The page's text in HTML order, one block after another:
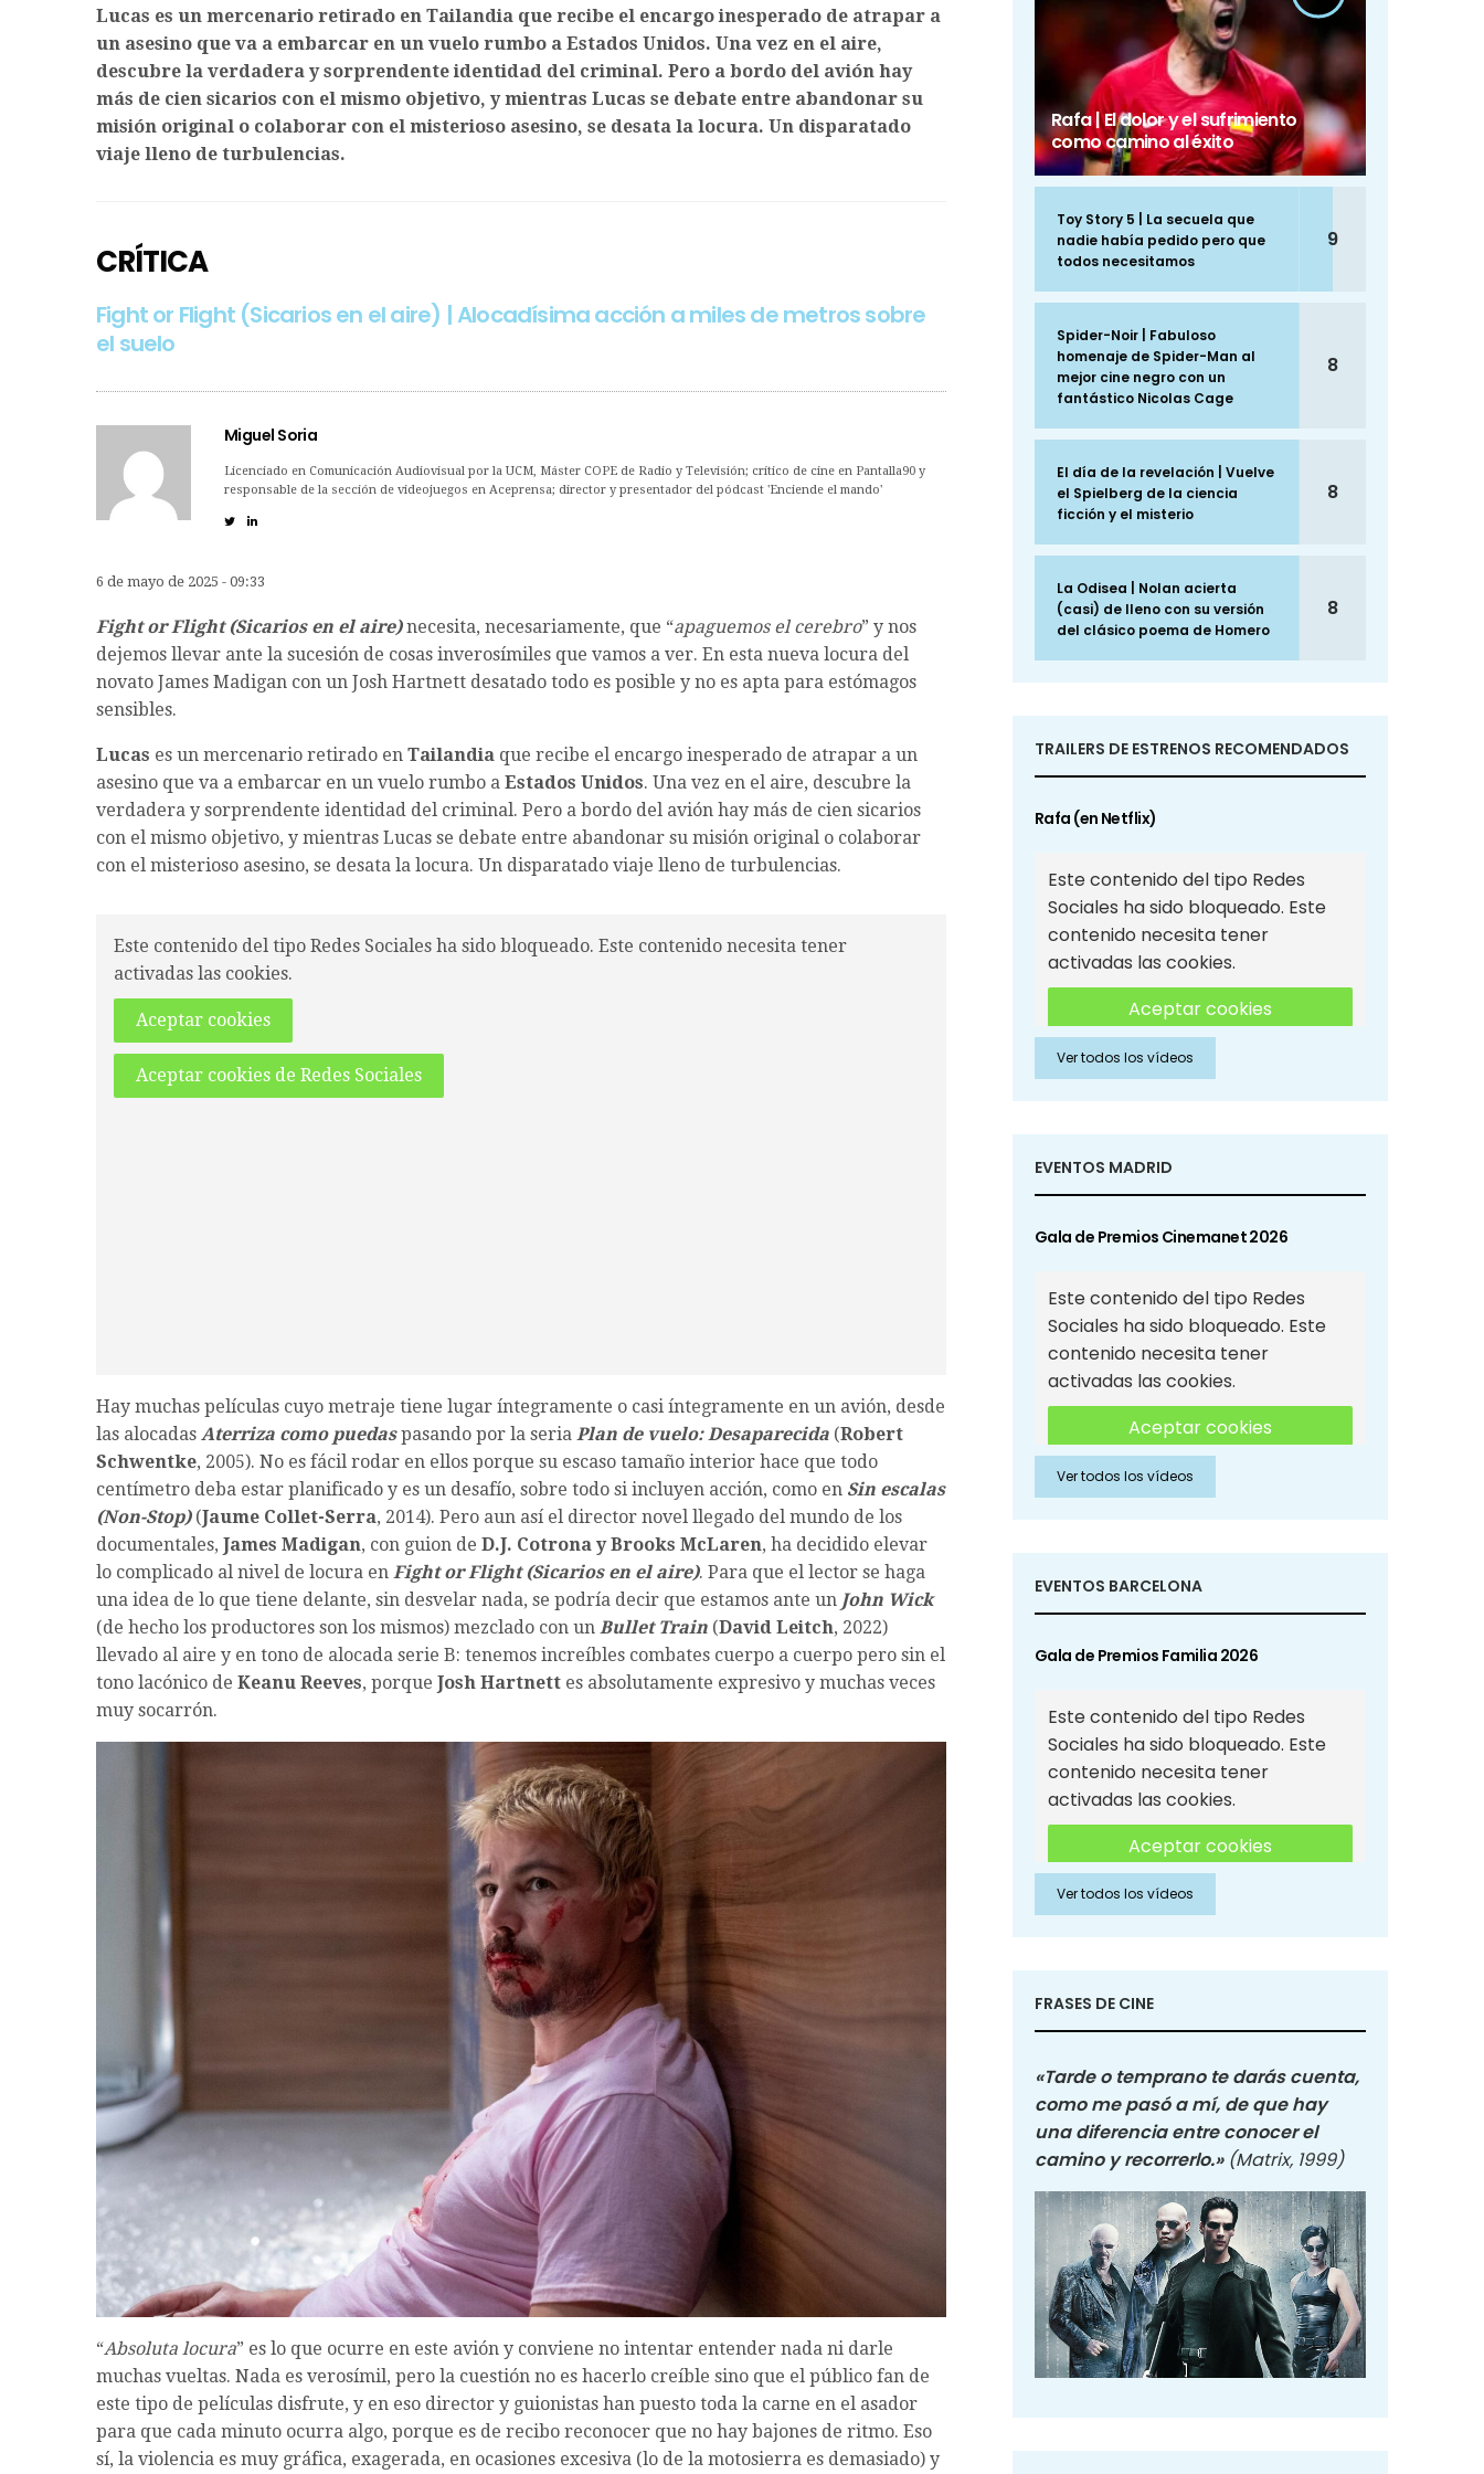
Lucas es un mercenario retirado en Tailandia que recibe el encargo inesperado de atrapar a
un asesino que va a embarcar en un vuelo rumbo a Estados Unidos. Una vez en el aire,
descubre la verdadera y sorprendente identidad del criminal. Pero a bordo del avión hay
más de cien sicarios con el mismo objetivo, y mientras Lucas se debate entre abandonar su
misión original o colaborar con el misterioso asesino, se desata la locura. Un disparatado
viaje lleno de turbulencias.
CRÍTICA
Fight or Flight (Sicarios en el aire) | Alocadísima acción a miles de metros sobre
el suelo
Miguel Soria
Licenciado en Comunicación Audiovisual por la UCM, Máster COPE de Radio y Televisión; crítico de cine en Pantalla90 y
responsable de la sección de videojuegos en Aceprensa; director y presentador del pódcast 'Enciende el mando'
6 de mayo de 2025 - 09:33
Fight or Flight (Sicarios en el aire)necesita, necesariamente, que “apaguemos el cerebro” y nos
dejemos llevar ante la sucesión de cosas inverosímiles que vamos a ver. En esta nueva locura del
novato James Madigan con un Josh Hartnett desatado todo es posible y no es apta para estómagos
sensibles.
Lucas es un mercenario retirado en Tailandia que recibe el encargo inesperado de atrapar a un
asesino que va a embarcar en un vuelo rumbo a Estados Unidos. Una vez en el aire, descubre la
verdadera y sorprendente identidad del criminal. Pero a bordo del avión hay más de cien sicarios
con el mismo objetivo, y mientras Lucas se debate entre abandonar su misión original o colaborar
con el misterioso asesino, se desata la locura. Un disparatado viaje lleno de turbulencias.
Este contenido del tipo Redes Sociales ha sido bloqueado. Este contenido necesita tener
activadas las cookies.
Aceptar cookies
Aceptar cookies de Redes Sociales
Hay muchas películas cuyo metraje tiene lugar íntegramente o casi íntegramente en un avión, desde
las alocadas Aterriza como puedaspasando por la seria Plan de vuelo: Desaparecida (Robert
Schwentke, 2005). No es fácil rodar en ellos porque su escaso tamaño interior hace que todo
centímetro deba estar planificado y es un desafío, sobre todo si incluyen acción, como en Sin escalas
(Non-Stop)(Jaume Collet-Serra, 2014). Pero aun así el director novel llegado del mundo de los
documentales, James Madigan, con guion de D.J. Cotrona y Brooks McLaren, ha decidido elevar
lo complicado al nivel de locura en Fight or Flight (Sicarios en el aire). Para que el lector se haga
una idea de lo que tiene delante, sin desvelar nada, se podría decir que estamos ante un John Wick
(de hecho los productores son los mismos) mezclado con un Bullet Train (David Leitch, 2022)
llevado al aire y en tono de alocada serie B: tenemos increíbles combates cuerpo a cuerpo pero sin el
tono lacónico de Keanu Reeves, porque Josh Hartnett es absolutamente expresivo y muchas veces
muy socarrón.
“Absoluta locura” es lo que ocurre en este avión y conviene no intentar entender nada ni darle
muchas vueltas. Nada es verosímil, pero la cuestión no es hacerlo creíble sino que el público fan de
este tipo de películas disfrute, y en eso director y guionistas han puesto toda la carne en el asador
para que cada minuto ocurra algo, porque es de recibo reconocer que no hay bajones de ritmo. Eso
sí, la violencia es muy gráfica, exagerada, en ocasiones excesiva (lo de la motosierra es demasiado) y
Rafa | El dolor y el sufrimiento
como camino al éxito
Toy Story 5 | La secuela que
nadie había pedido pero que
todos necesitamos
9
Spider-Noir | Fabuloso
homenaje de Spider-Man al
mejor cine negro con un
fantástico Nicolas Cage
8
El día de la revelación | Vuelve
el Spielberg de la ciencia
ficción y el misterio
8
La Odisea | Nolan acierta
(casi) de lleno con su versión
del clásico poema de Homero
8
TRAILERS DE ESTRENOS RECOMENDADOS
Rafa (en Netflix)
Este contenido del tipo Redes
Sociales ha sido bloqueado. Este
contenido necesita tener
activadas las cookies.
Aceptar cookies
Aceptar cookies de Redes
Sociales
Ver todos los vídeos
EVENTOS MADRID
Gala de Premios Cinemanet 2026
Este contenido del tipo Redes
Sociales ha sido bloqueado. Este
contenido necesita tener
activadas las cookies.
Aceptar cookies
Aceptar cookies de Redes
Sociales
Ver todos los vídeos
EVENTOS BARCELONA
Gala de Premios Familia 2026
Este contenido del tipo Redes
Sociales ha sido bloqueado. Este
contenido necesita tener
activadas las cookies.
Aceptar cookies
Aceptar cookies de Redes
Sociales
Ver todos los vídeos
FRASES DE CINE
«Tarde o temprano te darás cuenta,
como me pasó a mí, de que hay
una diferencia entre conocer el
camino y recorrerlo.» (Matrix, 1999)